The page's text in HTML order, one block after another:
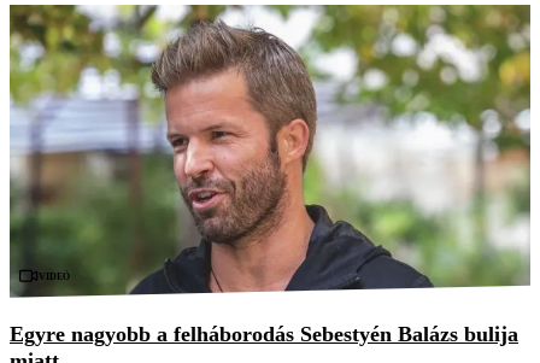
Videó
Egyre nagyobb a felháborodás Sebestyén Balázs bulija